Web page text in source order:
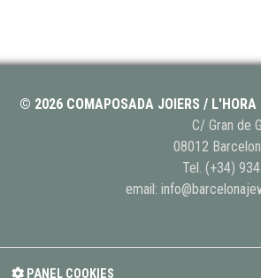
© 2026 COMAPOSADA JOIERS / L'HORA
C/ Gran de
08012
Tel. (+34)
email:
PANEL COOKIES